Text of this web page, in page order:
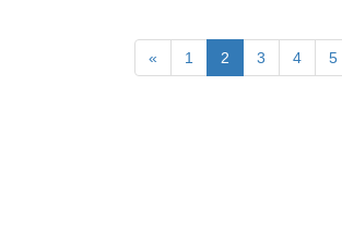
« 1 2 3 4 5